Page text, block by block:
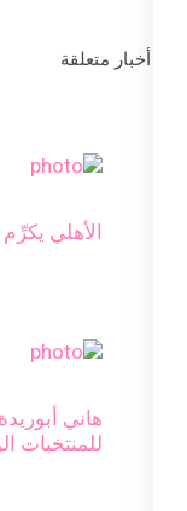
أخبار متعلقة
الأهلي
هاني
للمنتخبات